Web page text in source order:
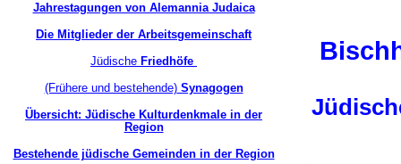
Jahrestagungen von Alemannia Judaica
Die Mitglieder der Arbeitsgemeinschaft
Jüdische Friedhöfe
(Frühere und bestehende)Synagogen
Übersicht: Jüdische Kulturdenkmale in der
Region
Bestehende jüdische Gemeinden in der Region